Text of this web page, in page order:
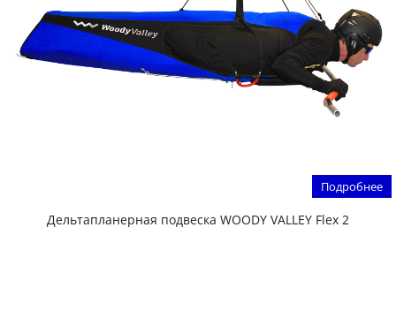
Подробнее
Дельтапланерная подвеска WOODY VALLEY Flex 2